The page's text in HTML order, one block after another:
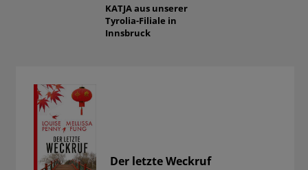
KATJAaus unserer
Tyrolia-Filiale in
Innsbruck
Der letzte Weckruf